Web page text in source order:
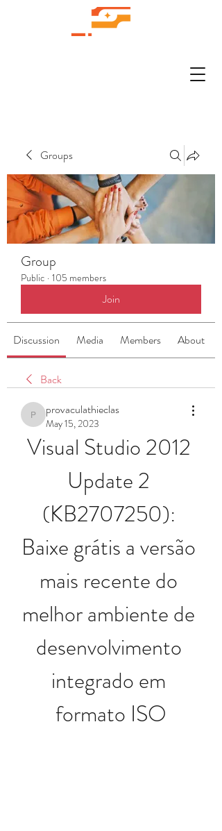
Groups
Group
Public · 105 members
Join
Discussion Media Members About
Back
provaculathieclas
provaculathieclas
May 15, 2023
Visual Studio 2012
Update 2
(KB2707250):
Baixe grátis a versão
mais recente do
melhor ambiente de
desenvolvimento
integrado em
formato ISO